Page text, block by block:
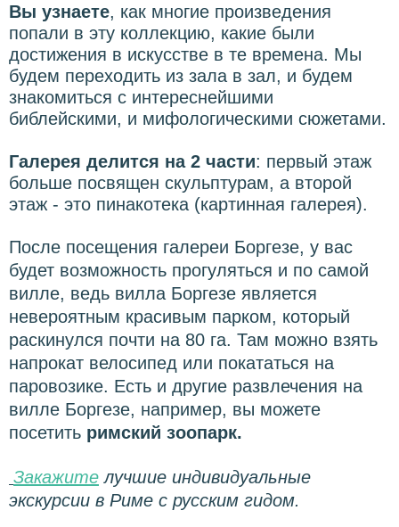
Вы узнаете, как многие произведения
попали в эту коллекцию, какие были
достижения в искусстве в те времена. Мы
будем переходить из зала в зал, и будем
знакомиться с интереснейшими
библейскими, и мифологическими сюжетами.
Галерея делится на 2 части: первый этаж
больше посвящен скульптурам, а второй
этаж - это пинакотека (картинная галерея).
После посещения галереи Боргезе, у вас
будет возможность прогуляться и по самой
вилле, ведь вилла Боргезе является
невероятным красивым парком, который
раскинулся почти на 80 га. Там можно взять
напрокат велосипед или покататься на
паровозике. Есть и другие развлечения на
вилле Боргезе, например, вы можете
посетить римский зоопарк.
Закажите лучшие индивидуальные
экскурсии в Риме с русским гидом.